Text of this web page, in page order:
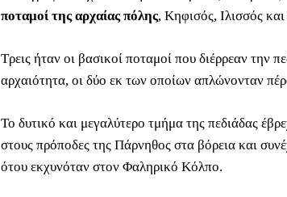
ποταμοί της αρχαίας πόλης, Κηφισός, Ιλισσός
Τρεις ήταν οι βασικοί ποταμοί που διέρρεαν την
αρχαιότητα, οι δύο εκ των οποίων απλώνονταν
Το δυτικό και μεγαλύτερο τμήμα της πεδιάδας
στους πρόποδες της Πάρνηθος στα βόρεια και
ότου εκχυνόταν στον Φαληρικό Kόλπο.